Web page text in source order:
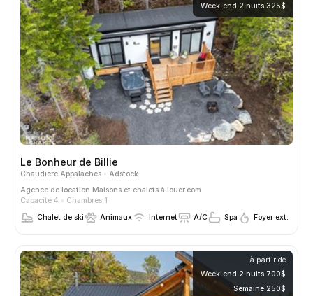
Week-end 2 nuits 325$
Le Bonheur de Billie
Chaudière Appalaches
Adstock
Agence de location Maisons et chalets à louer.com
Capacité 4
Chambres 1
Chalet de ski
Animaux Internet A/C Spa Foyer ext.
à partir de
Week-end 2 nuits 700$
Semaine 250$